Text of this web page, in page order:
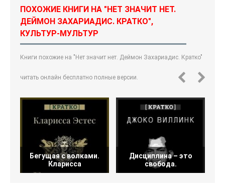
ПОХОЖИЕ КНИГИ НА "НЕТ ЗНАЧИТ НЕТ.
ДЕЙМОН ЗАХАРИАДИС. КРАТКО",
КУЛЬТУР-МУЛЬТУР
Книги похожие на "Нет значит нет. Деймон Захариадис. Кратко"
читать онлайн бесплатно полные версии.
Бегущая с волками.
Кларисса
Дисциплина – это
свобода.